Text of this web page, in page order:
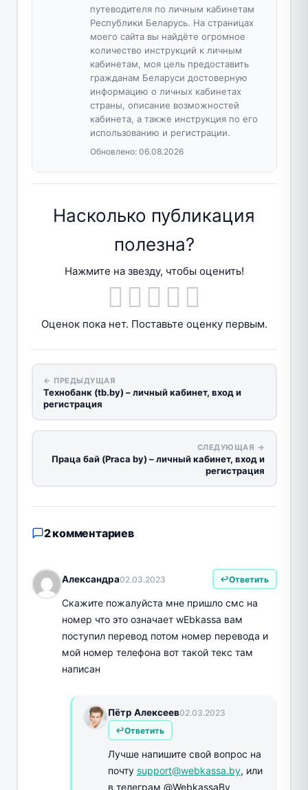
путеводителя по личным кабинетам
Республики Беларусь. На страницах
моего сайта вы найдёте огромное
количество инструкций к личным
кабинетам, моя цель предоставить
гражданам Беларуси достоверную
информацию о личных кабинетах
страны, описание возможностей
кабинета, а также инструкция по его
использованию и регистрации.
Обновлено: 06.08.2026
Насколько публикация
полезна?
Нажмите на звезду, чтобы оценить!
Оценок пока нет. Поставьте оценку первым.
← ПРЕДЫДУЩАЯ
Технобанк (tb.by) – личный кабинет, вход и
регистрация
СЛЕДУЮЩАЯ →
Праца бай (Praca by) – личный кабинет, вход и
регистрация
2 комментариев
Александра02.03.2023 Ответить
Скажите пожалуйста мне пришло смс на
номер что это означает wEbkassa вам
поступил перевод потом номер перевода и
мой номер телефона вот такой текс там
написан
Пётр Алексеев02.03.2023
Ответить
Лучше напишите свой вопрос на
почту support@webkassa.by, или
в телеграм @WebkassaBy